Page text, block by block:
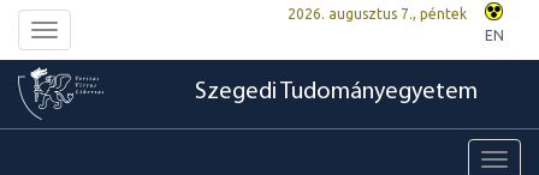
Toggle
navigation
2026. augusztus 7., péntek
EN
Szegedi Tudományegyetem